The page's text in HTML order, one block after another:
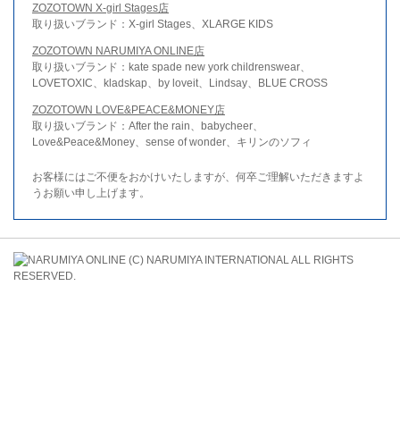
ZOZOTOWN X-girl Stages店
取り扱いブランド：X-girl Stages、XLARGE KIDS
ZOZOTOWN NARUMIYA ONLINE店
取り扱いブランド：kate spade new york childrenswear、
LOVETOXIC、kladskap、by loveit、Lindsay、BLUE CROSS
ZOZOTOWN LOVE&PEACE&MONEY店
取り扱いブランド：After the rain、babycheer、
Love&Peace&Money、sense of wonder、キリンのソフィ
お客様にはご不便をおかけいたしますが、何卒ご理解いただきますよ
うお願い申し上げます。